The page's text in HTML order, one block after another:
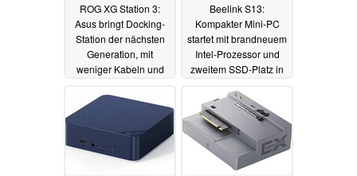
ROG XG Station 3:
Asus bringt Docking-
Station der nächsten
Generation, mit
weniger Kabeln und
Beelink S13:
Kompakter Mini-PC
startet mit brandneuem
Intel-Prozessor und
zweitem SSD-Platz in